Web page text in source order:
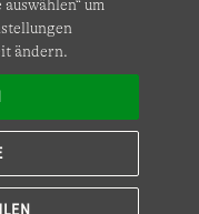
um
ändern.